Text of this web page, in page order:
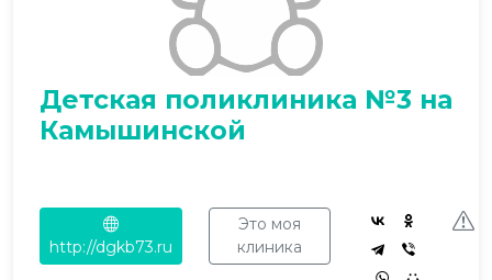
Детская поликлиника №3 на
Камышинской
http://dgkb73.ru
Это моя
клиника